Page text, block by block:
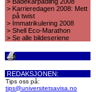
> Karrieredagen 2008: Mett
på twist
> Immatrikulering 2008
> Shell Eco-Marathon
> Se alle bildeseriene
REDAKSJONEN:
Tips oss på:
tips@universitetsavisa.no